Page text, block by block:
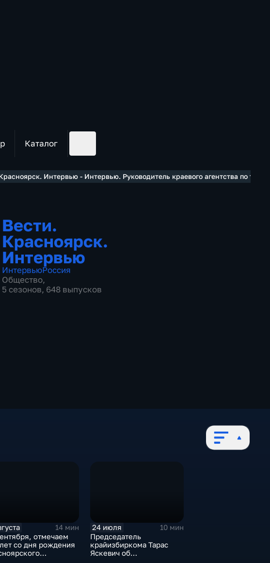
Каталог
Интервью - Интервью. Руководитель краевого агентства по
Вести.
Красноярск.
Интервью
ИнтервьюРоссия
Общество,
5 сезонов, 648 выпусков
14 мин
отмечаем
со дня рождения
24 июля
10 мин
Председатель
крайизбиркома Тарас
Яскевич об